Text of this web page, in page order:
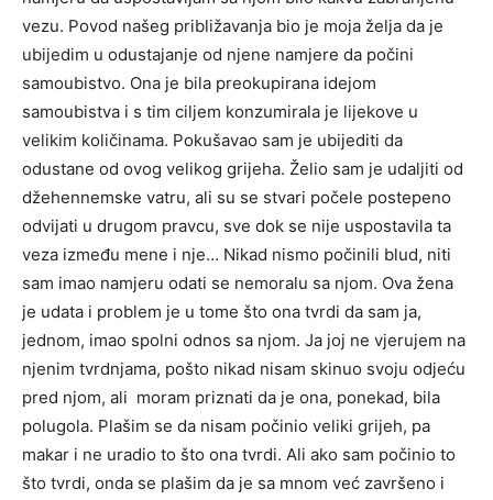
vezu. Povod našeg približavanja bio je moja želja da je
ubijedim u odustajanje od njene namjere da počini
samoubistvo. Ona je bila preokupirana idejom
samoubistva i s tim ciljem konzumirala je lijekove u
velikim količinama. Pokušavao sam je ubijediti da
odustane od ovog velikog grijeha. Želio sam je udaljiti od
džehennemske vatru, ali su se stvari počele postepeno
odvijati u drugom pravcu, sve dok se nije uspostavila ta
veza između mene i nje… Nikad nismo počinili blud, niti
sam imao namjeru odati se nemoralu sa njom. Ova žena
je udata i problem je u tome što ona tvrdi da sam ja,
jednom, imao spolni odnos sa njom. Ja joj ne vjerujem na
njenim tvrdnjama, pošto nikad nisam skinuo svoju odjeću
pred njom, ali moram priznati da je ona, ponekad, bila
polugola. Plašim se da nisam počinio veliki grijeh, pa
makar i ne uradio to što ona tvrdi. Ali ako sam počinio to
što tvrdi, onda se plašim da je sa mnom već završeno i